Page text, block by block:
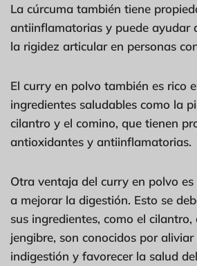
La cúrcuma también tiene
antiinflamatorias y puede ayudar
la rigidez articular en personas
El curry en polvo también es rico
ingredientes saludables como la
cilantro y el comino, que tienen
antioxidantes y antiinflamatorias.
Otra ventaja del curry en polvo
a mejorar la digestión. Esto se
sus ingredientes, como el cilantro,
jengibre, son conocidos por
indigestión y favorecer la salud